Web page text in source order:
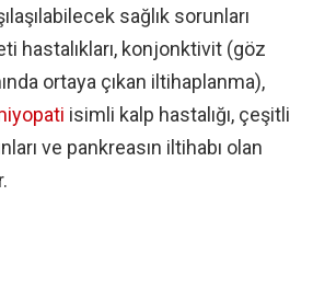
sağlık sorunları
hastalıkları, konjonktivit (göz
ortaya çıkan iltihaplanma),
isimli kalp hastalığı, çeşitli
ve pankreasın iltihabı olan